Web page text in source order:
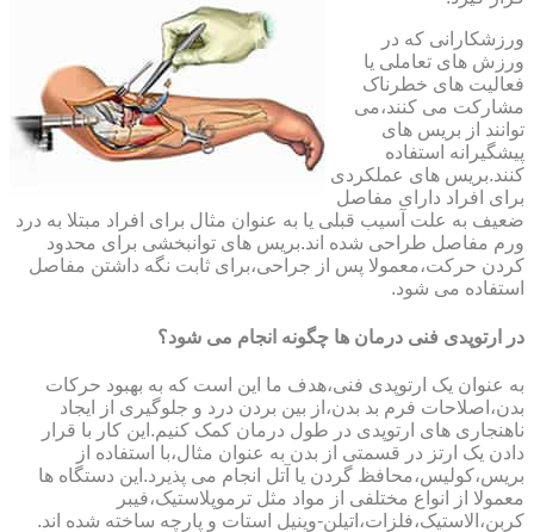
ورزشکارانی که در
ورزش های تعاملی یا
فعالیت های خطرناک
مشارکت می کنند،می
توانند از بریس های
پیشگیرانه استفاده
کنند.بریس های عملکردی
برای افراد دارای مفاصل
ضعیف به علت آسیب قبلی یا به عنوان مثال برای افراد مبتلا به درد
ورم مفاصل طراحی شده اند.بریس های توانبخشی برای محدود
کردن حرکت،معمولا پس از جراحی،برای ثابت نگه داشتن مفاصل
استفاده می شود.
در ارتوپدی فنی درمان ها چگونه انجام می شود؟
به عنوان یک ارتوپدی فنی،هدف ما این است که به بهبود حرکات
بدن،اصلاحات فرم بد بدن،از بین بردن درد و جلوگیری از ایجاد
ناهنجاری های ارتوپدی در طول درمان کمک کنیم.این کار با قرار
دادن یک ارتز در قسمتی از بدن به عنوان مثال،با استفاده از
بریس،کولیس،محافظ گردن یا آتل انجام می پذیرد.این دستگاه ها
معمولا از انواع مختلفی از مواد مثل ترموپلاستیک،فیبر
کربن،الاستیک،فلزات،اتیلن-وینیل استات و پارچه ساخته شده اند.